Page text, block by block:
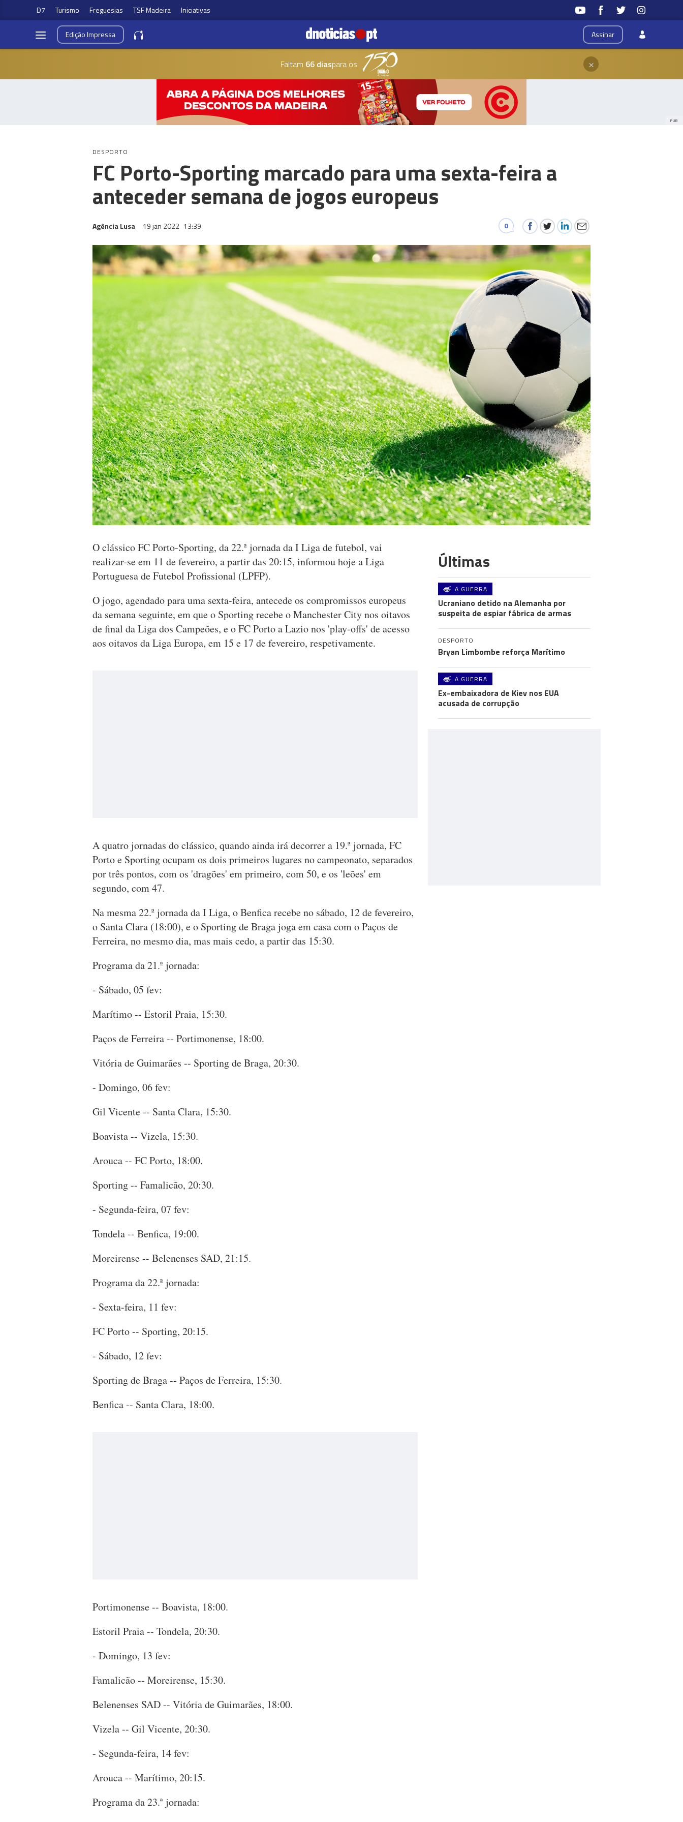
D7 Turismo Freguesias TSF Madeira Iniciativas
Assinar
EdiçãoImpressa
Faltam 66 diaspara os ×
PUB
DESPORTO
FC Porto-Sporting marcado para uma sexta-feira a
anteceder semana de jogos europeus
Agência Lusa 19 jan 2022 13:39 0
O clássico FC Porto-Sporting, da 22.ª jornada da I Liga de futebol, vai
realizar-se em 11 de fevereiro, a partir das 20:15, informou hoje a Liga
Portuguesa de Futebol Profissional (LPFP).
O jogo, agendado para uma sexta-feira, antecede os compromissos europeus
da semana seguinte, em que o Sporting recebe o Manchester City nos oitavos
de final da Liga dos Campeões, e o FC Porto a Lazio nos 'play-offs' de acesso
aos oitavos da Liga Europa, em 15 e 17 de fevereiro, respetivamente.
A quatro jornadas do clássico, quando ainda irá decorrer a 19.ª jornada, FC
Porto e Sporting ocupam os dois primeiros lugares no campeonato, separados
por três pontos, com os 'dragões' em primeiro, com 50, e os 'leões' em
segundo, com 47.
Na mesma 22.ª jornada da I Liga, o Benfica recebe no sábado, 12 de fevereiro,
o Santa Clara (18:00), e o Sporting de Braga joga em casa com o Paços de
Ferreira, no mesmo dia, mas mais cedo, a partir das 15:30.
Programa da 21.ª jornada:
- Sábado, 05 fev:
Marítimo -- Estoril Praia, 15:30.
Paços de Ferreira -- Portimonense, 18:00.
Vitória de Guimarães -- Sporting de Braga, 20:30.
- Domingo, 06 fev:
Gil Vicente -- Santa Clara, 15:30.
Boavista -- Vizela, 15:30.
Arouca -- FC Porto, 18:00.
Sporting -- Famalicão, 20:30.
- Segunda-feira, 07 fev:
Tondela -- Benfica, 19:00.
Moreirense -- Belenenses SAD, 21:15.
Programa da 22.ª jornada:
- Sexta-feira, 11 fev:
FC Porto -- Sporting, 20:15.
- Sábado, 12 fev:
Sporting de Braga -- Paços de Ferreira, 15:30.
Benfica -- Santa Clara, 18:00.
Portimonense -- Boavista, 18:00.
Estoril Praia -- Tondela, 20:30.
- Domingo, 13 fev:
Famalicão -- Moreirense, 15:30.
Belenenses SAD -- Vitória de Guimarães, 18:00.
Vizela -- Gil Vicente, 20:30.
- Segunda-feira, 14 fev:
Arouca -- Marítimo, 20:15.
Programa da 23.ª jornada:
Últimas
A GUERRA
Ucraniano detido na Alemanha por
suspeita de espiar fábrica de armas
DESPORTO
Bryan Limbombe reforça Marítimo
A GUERRA
Ex-embaixadora de Kiev nos EUA
acusada de corrupção